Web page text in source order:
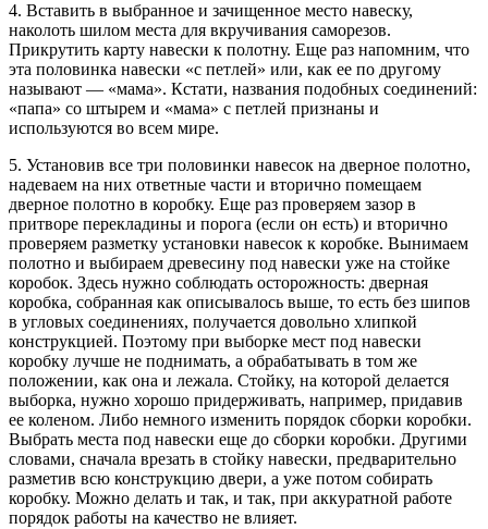
4. Вставить в выбранное и зачищенное место навеску,
наколоть шилом места для вкручивания саморезов.
Прикрутить карту навески к полотну. Еще раз напомним, что
эта половинка навески «с петлей» или, как ее по другому
называют — «мама». Кстати, названия подобных соединений:
«папа» со штырем и «мама» с петлей признаны и
используются во всем мире.
5. Установив все три половинки навесок на дверное полотно,
надеваем на них ответные части и вторично помещаем
дверное полотно в коробку. Еще раз проверяем зазор в
притворе перекладины и порога (если он есть) и вторично
проверяем разметку установки навесок к коробке. Вынимаем
полотно и выбираем древесину под навески уже на стойке
коробок. Здесь нужно соблюдать осторожность: дверная
коробка, собранная как описывалось выше, то есть без шипов
в угловых соединениях, получается довольно хлипкой
конструкцией. Поэтому при выборке мест под навески
коробку лучше не поднимать, а обрабатывать в том же
положении, как она и лежала. Стойку, на которой делается
выборка, нужно хорошо придерживать, например, придавив
ее коленом. Либо немного изменить порядок сборки коробки.
Выбрать места под навески еще до сборки коробки. Другими
словами, сначала врезать в стойку навески, предварительно
разметив всю конструкцию двери, а уже потом собирать
коробку. Можно делать и так, и так, при аккуратной работе
порядок работы на качество не влияет.